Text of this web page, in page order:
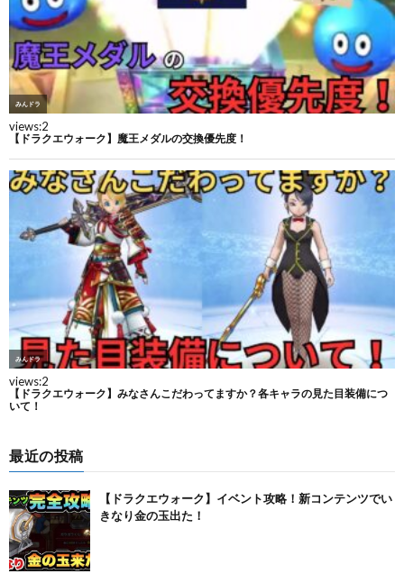
最近の投稿
【ドラクエウォーク】イベント攻略！新コンテンツでい
きなり金の玉出た！